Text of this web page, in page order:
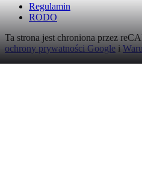
Regulamin
RODO
Ta strona jest chroniona przez
ochrony prywatności Google i